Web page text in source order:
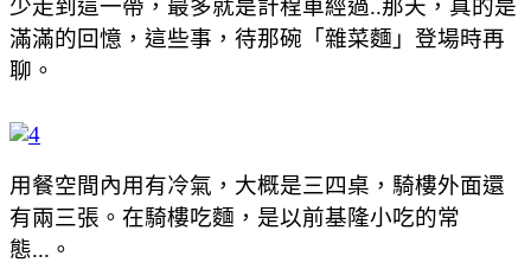
少走到這一帶，最多就是計程車經過..那天，真的是
滿滿的回憶，這些事，待那碗「雜菜麵」登場時再
聊。
用餐空間內用有冷氣，大概是三四桌，騎樓外面還
有兩三張。在騎樓吃麵，是以前基隆小吃的常
態...。